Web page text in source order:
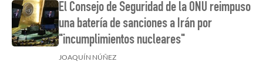
El Consejo de Seguridad de la ONU reimpuso
una batería de sanciones a Irán por
"incumplimientos nucleares"
JOAQUÍN NÚÑEZ